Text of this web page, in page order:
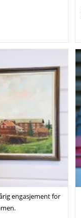
engasjement for